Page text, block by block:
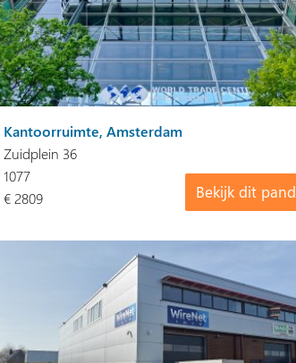
Kantoorruimte, Amsterdam
Zuidplein 36
Bekijk dit pand
1077
€ 2809